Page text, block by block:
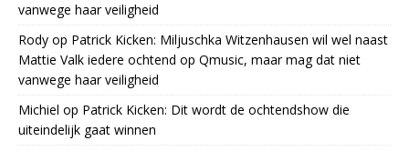
vanwege haar veiligheid
Rody op Patrick Kicken: Miljuschka Witzenhausen wil wel naast
Mattie Valk iedere ochtend op Qmusic, maar mag dat niet
vanwege haar veiligheid
Michiel op Patrick Kicken: Dit wordt de ochtendshow die
uiteindelijk gaat winnen